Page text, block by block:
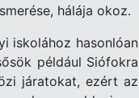
ése, hálája okoz.
iskolához hasonlóan
ök például Siófokra
zi járatokat, ezért az